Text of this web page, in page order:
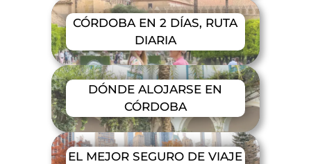
CÓRDOBA EN 2 DÍAS, RUTA
DIARIA
DÓNDE ALOJARSE EN
CÓRDOBA
EL MEJOR SEGURO DE VIAJE